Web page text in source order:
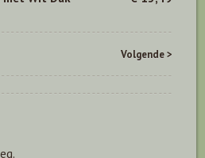
Volgende >